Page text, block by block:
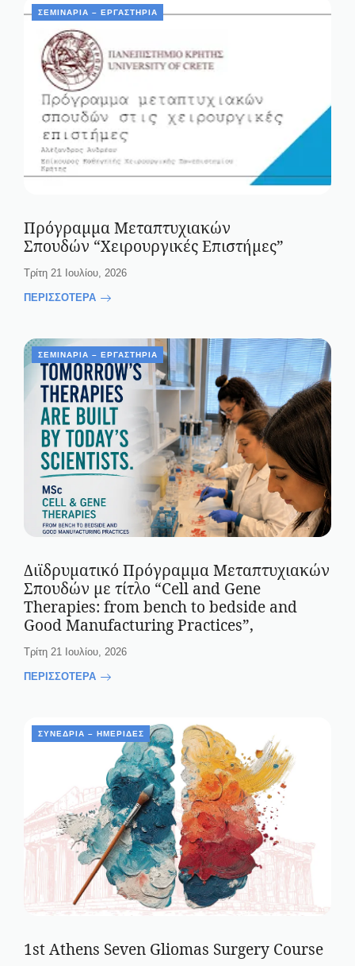
ΣΕΜΙΝΆΡΙΑ – ΕΡΓΑΣΤΉΡΙΑ
Πρόγραμμα Μεταπτυχιακών
Σπουδών “Χειρουργικές Επιστήμες”
Τρίτη 21 Ιουλίου, 2026
ΠΕΡΙΣΣΟΤΕΡΑ
ΣΕΜΙΝΆΡΙΑ – ΕΡΓΑΣΤΉΡΙΑ
Διϊδρυματικό Πρόγραμμα Μεταπτυχιακών
Σπουδών με τίτλο “Cell and Gene
Therapies: from bench to bedside and
Good Manufacturing Practices”,
Τρίτη 21 Ιουλίου, 2026
ΠΕΡΙΣΣΟΤΕΡΑ
ΣΥΝΈΔΡΙΑ – ΗΜΕΡΊΔΕΣ
1st Athens Seven Gliomas Surgery Course